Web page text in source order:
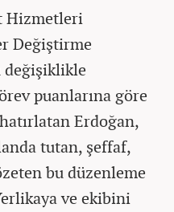
Hizmetleri
Değiştirme
değişiklikle
puanlarına göre
Erdoğan,
tutan, şeffaf,
bu düzenleme
ve ekibini